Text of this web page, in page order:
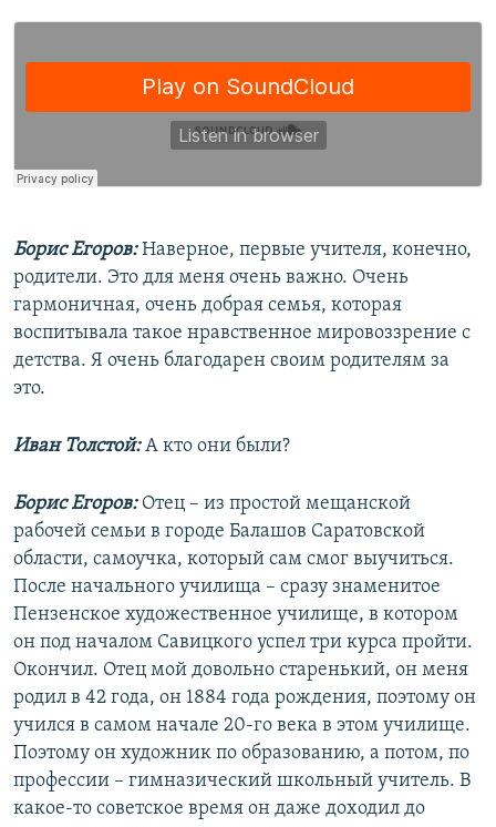
Борис Егоров:Наверное, первые учителя, конечно,
родители. Это для меня очень важно. Очень
гармоничная, очень добрая семья, которая
воспитывала такое нравственное мировоззрение с
детства. Я очень благодарен своим родителям за
это.
Иван Толстой:А кто они были?
Борис Егоров: Отец – из простой мещанской
рабочей семьи в городе Балашов Саратовской
области, самоучка, который сам смог выучиться.
После начального училища – сразу знаменитое
Пензенское художественное училище, в котором
он под началом Савицкого успел три курса пройти.
Окончил. Отец мой довольно старенький, он меня
родил в 42 года, он 1884 года рождения, поэтому он
учился в самом начале 20-го века в этом училище.
Поэтому он художник по образованию, а потом, по
профессии – гимназический школьный учитель. В
какое-то советское время он даже доходил до